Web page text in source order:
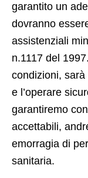
garantito un
dovranno
assistenziali
n.1117 del
condizioni, sarà
e l’operare
garantiremo
accettabili,
emorragia di
sanitaria.